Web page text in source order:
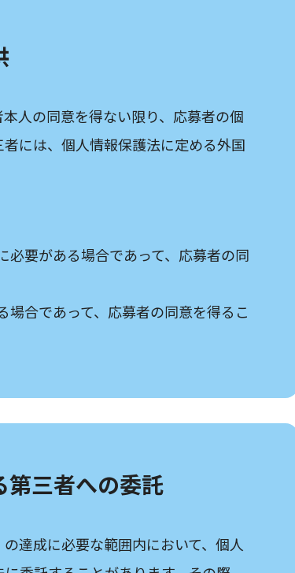
人の同意を得ない限り、応募者の個
には、個人情報保護法に定める外国
必要がある場合であって、応募者の同
合であって、応募者の同意を得るこ
第三者への委託
達成に必要な範囲内において、個人